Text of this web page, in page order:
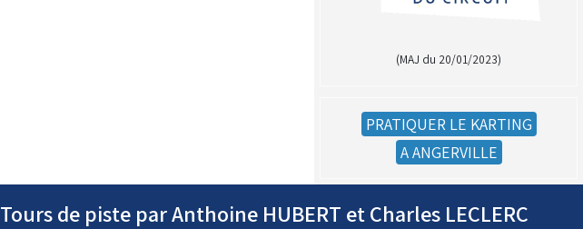
(MAJ du 20/01/2023)
PRATIQUER LE KARTING
A ANGERVILLE
Tours de piste par Anthoine HUBERT et Charles LECLERC